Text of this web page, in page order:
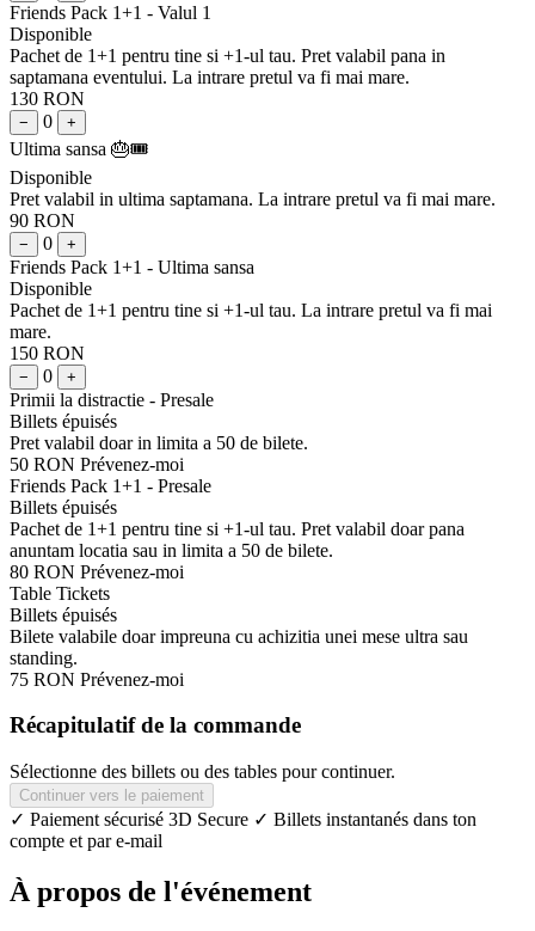
Friends Pack 1+1 - Valul 1
Disponible
Pachet de 1+1 pentru tine si +1-ul tau. Pret valabil pana in
saptamana eventului. La intrare pretul va fi mai mare.
130 RON
− 0 +
Ultima sansa 🎂🎟️
Disponible
Pret valabil in ultima saptamana. La intrare pretul va fi mai mare.
90 RON
− 0 +
Friends Pack 1+1 - Ultima sansa
Disponible
Pachet de 1+1 pentru tine si +1-ul tau. La intrare pretul va fi mai
mare.
150 RON
− 0 +
Primii la distractie - Presale
Billets épuisés
Pret valabil doar in limita a 50 de bilete.
50 RON Prévenez-moi
Friends Pack 1+1 - Presale
Billets épuisés
Pachet de 1+1 pentru tine si +1-ul tau. Pret valabil doar pana
anuntam locatia sau in limita a 50 de bilete.
80 RON Prévenez-moi
Table Tickets
Billets épuisés
Bilete valabile doar impreuna cu achizitia unei mese ultra sau
standing.
75 RON Prévenez-moi
Récapitulatif de la commande
Sélectionne des billets ou des tables pour continuer.
Continuer vers le paiement
✓ Paiement sécurisé 3D Secure ✓ Billets instantanés dans ton
compte et par e-mail
À propos de l'événement